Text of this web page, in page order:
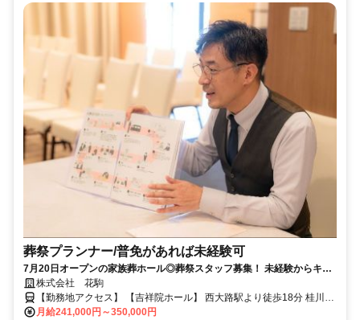
葬祭プランナー/普免があれば未経験可
7月20日オープンの家族葬ホール◎葬祭スタッフ募集！ 未経験からキャ
リアアップできる環境！資格取得支援有＊
株式会社 花駒
【勤務地アクセス】 【吉祥院ホール】 西大路駅より徒歩18分 桂川駅
より車で7分 竹田駅（京都市伏見区）より車で13分 向日町駅（向日
月給241,000円～350,000円